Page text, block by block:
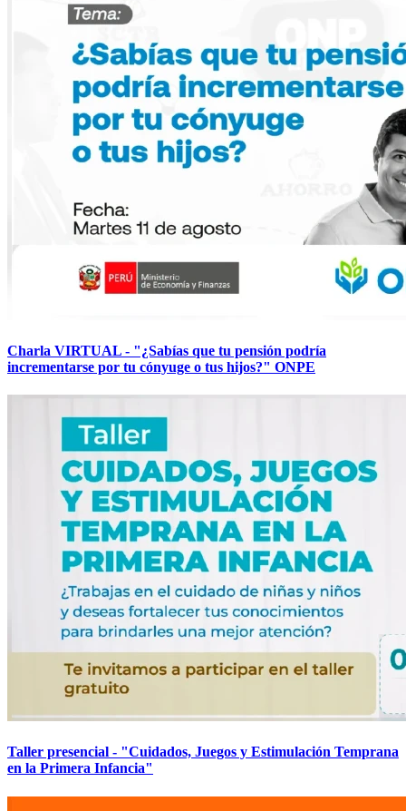
Charla VIRTUAL - "¿Sabías que tu pensión podría
incrementarse por tu cónyuge o tus hijos?" ONPE
Taller presencial - "Cuidados, Juegos y Estimulación Temprana
en la Primera Infancia"